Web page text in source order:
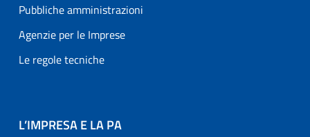
Pubbliche amministrazioni
Agenzie per le Imprese
Le regole tecniche
L’IMPRESA E LA PA